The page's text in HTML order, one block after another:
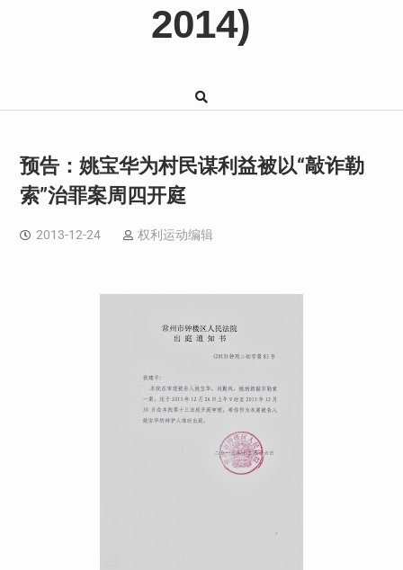
2014)
预告：姚宝华为村民谋利益被以“敲诈勒
索”治罪案周四开庭
2013-12-24 权利运动编辑